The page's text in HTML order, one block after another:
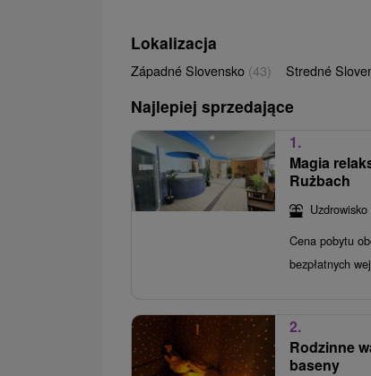
Lokalizacja
Západné Slovensko (43) Stredné
Najlepiej sprzedające
1.
Magia
Rużbach
Cena pobytu
bezpłatnych
2.
Rodzinne
baseny